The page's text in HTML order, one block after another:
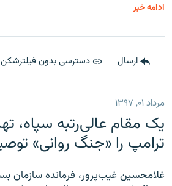
ادامه خبر
ارسال دسترسی بدون فیلترشکن
مرداد ۰۱, ۱۳۹۷
یک مقام عالی‌رتبه سپاه،
ترامپ را «جنگ روانی»
غلامحسین غیب‌پرور، فرمانده